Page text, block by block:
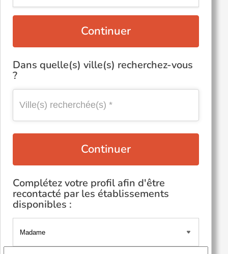
Continuer
Dans quelle(s) ville(s) recherchez-vous
?
Continuer
Complétez votre profil afin d'être
recontacté par les établissements
disponibles :